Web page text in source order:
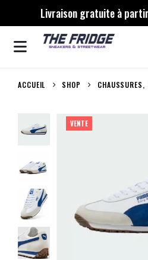
Livraison gratuite à
ACCUEIL SHOP CHAUSSURES,
VENTE